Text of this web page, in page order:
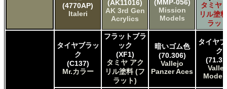
(4770AP)
Italeri
(AK11016)
AK 3rd Gen
Acrylics
(MMP-056)
Mission
Models
タミヤ
リル塗
ラッ
タイヤブラッ
ク
(C137)
Mr.カラー
フラットブラ
ック
(XF1)
タミヤ アク
リル塗料 (フ
ラット)
暗いゴム色
(70.306)
Vallejo
Panzer Aces
タイヤ
ク
Model